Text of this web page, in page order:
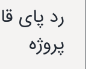
رد پای
پروژه